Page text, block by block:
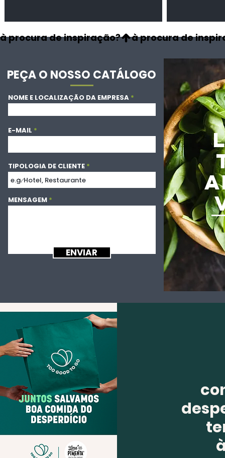
à procura de inspiração?
PEÇA O NOSSO CATÁLOGO
NOME E LOCALIZAÇÃO DA EMPRESA
E-MAIL
TIPOLOGIA DE CLIENTE
MENSAGEM
ENVIAR